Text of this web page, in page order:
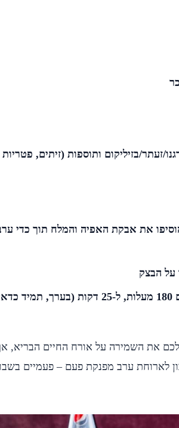
זעתר/בזיליקום ותוספות (זיתים,
את אבקת האפיה והמלח תוך כדי
על הבצק
הכניסו את הבצק לתנור בחום 180 מעלות, ל-25
את השמירה על אורח החיים הבריא,
לארוחת ערב מפנקת פעם – פעמיים